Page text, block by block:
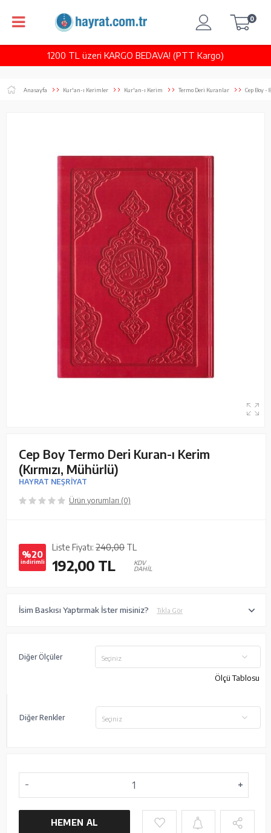
1200 TL üzeri KARGO BEDAVA! (PTT Kargo)
0
Anasayfa Kur'an-ı Kerimler Kur'an-ı Kerim Termo Deri Kuranlar Cep Boy -
Cep Boy Termo Deri Kuran-ı Kerim
(Kırmızı, Mühürlü)
HAYRAT NEŞRİYAT
Ürün yorumları (0)
%20
indirimli
Liste Fiyatı: 240,00 TL
192,00 TL
KDV
DAHİL
İsim Baskısı Yaptırmak İster misiniz? Tıkla Gör
Diğer Ölçüler Seçiniz
Ölçü Tablosu
Diğer Renkler Seçiniz
HEMEN AL